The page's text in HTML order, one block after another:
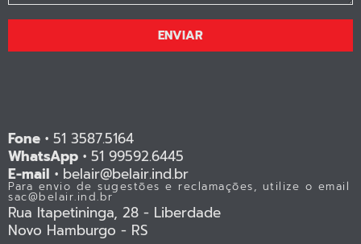
ENVIAR
Fone • 51 3587.5164
WhatsApp • 51 99592.6445
E-mail • belair@belair.ind.br
Para envio de sugestões e reclamações, utilize o email
sac@belair.ind.br
Rua Itapetininga, 28 - Liberdade
Novo Hamburgo - RS